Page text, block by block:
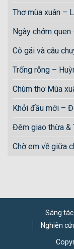
Thơ mùa xuân –
Ngày chớm quen
Cô gái và câu
Trống rỗng –
Chùm thơ Mùa
Khởi đầu mới –
Đêm giao thừa &
Chờ em về giữa
Sáng
Nghiên